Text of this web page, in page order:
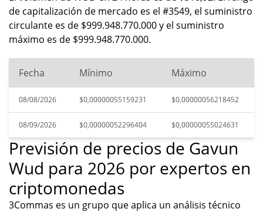
de capitalización de mercado es el #3549, el suministro
circulante es de $999.948.770.000 y el suministro
máximo es de $999.948.770.000.
Fecha Mínimo Máximo
08/08/2026 $0,00000055159231 $0,00000056218452
08/09/2026 $0,00000052296404 $0,00000055024631
Previsión de precios de Gavun
Wud para 2026 por expertos en
criptomonedas
3Commas es un grupo que aplica un análisis técnico